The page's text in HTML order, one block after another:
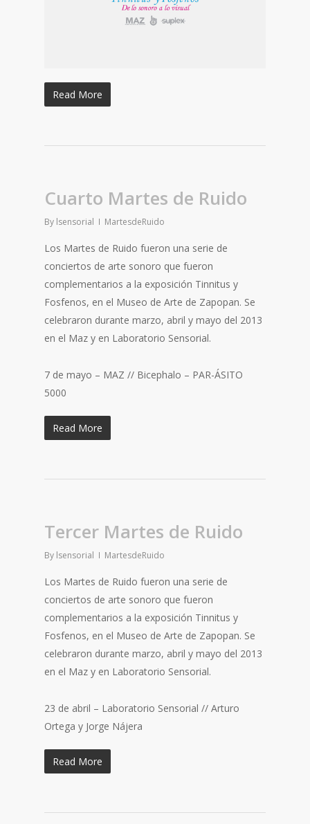
Read More
Cuarto Martes de Ruido
By lsensorial MartesdeRuido
Los Martes de Ruido fueron una serie de
conciertos de arte sonoro que fueron
complementarios a la exposición Tinnitus y
Fosfenos, en el Museo de Arte de Zapopan. Se
celebraron durante marzo, abril y mayo del 2013
en el Maz y en Laboratorio Sensorial.
7 de mayo – MAZ // Bicephalo – PAR-ÁSITO
5000
Read More
Tercer Martes de Ruido
By lsensorial MartesdeRuido
Los Martes de Ruido fueron una serie de
conciertos de arte sonoro que fueron
complementarios a la exposición Tinnitus y
Fosfenos, en el Museo de Arte de Zapopan. Se
celebraron durante marzo, abril y mayo del 2013
en el Maz y en Laboratorio Sensorial.
23 de abril – Laboratorio Sensorial // Arturo
Ortega y Jorge Nájera
Read More